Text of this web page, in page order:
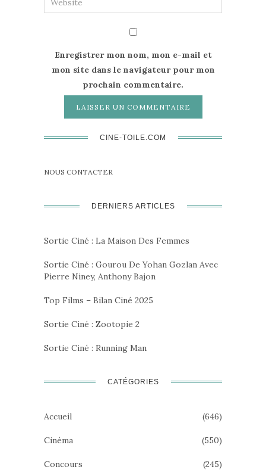
Enregistrer mon nom, mon e-mail et
mon site dans le navigateur pour mon
prochain commentaire.
CINE-TOILE.COM
NOUS CONTACTER
DERNIERS ARTICLES
Sortie Ciné : La Maison Des Femmes
Sortie Ciné : Gourou De Yohan Gozlan Avec
Pierre Niney, Anthony Bajon
Top Films – Bilan Ciné 2025
Sortie Ciné : Zootopie 2
Sortie Ciné : Running Man
CATÉGORIES
Accueil (646)
Cinéma (550)
Concours (245)